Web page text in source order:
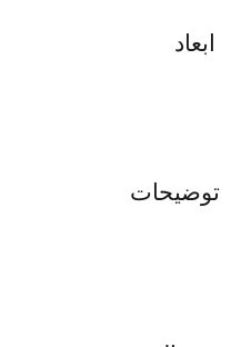
ابعاد
توضیحات